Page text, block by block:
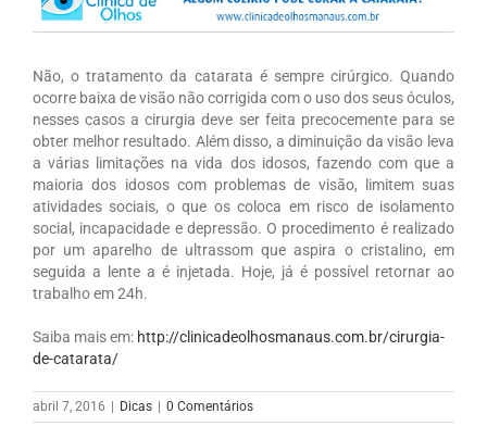
Não, o tratamento da catarata é sempre cirúrgico. Quando
ocorre baixa de visão não corrigida com o uso dos seus óculos,
nesses casos a cirurgia deve ser feita precocemente para se
obter melhor resultado. Além disso, a diminuição da visão leva
a várias limitações na vida dos idosos, fazendo com que a
maioria dos idosos com problemas de visão, limitem suas
atividades sociais, o que os coloca em risco de isolamento
social, incapacidade e depressão. O procedimento é realizado
por um aparelho de ultrassom que aspira o cristalino, em
seguida a lente a é injetada. Hoje, já é possível retornar ao
trabalho em 24h.
Saiba mais em: http://clinicadeolhosmanaus.com.br/cirurgia-
de-catarata/
abril 7, 2016 Dicas 0 Comentários